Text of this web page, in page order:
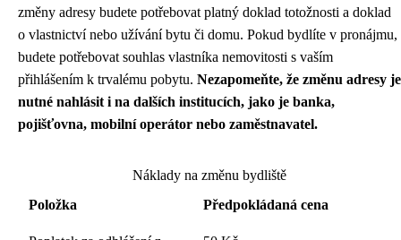
změny adresy budete potřebovat platný doklad totožnosti a doklad
o vlastnictví nebo užívání bytu či domu. Pokud bydlíte v pronájmu,
budete potřebovat souhlas vlastníka nemovitosti s vaším
přihlášením k trvalému pobytu. Nezapomeňte, že změnu adresy je
nutné nahlásit i na dalších institucích, jako je banka,
pojišťovna, mobilní operátor nebo zaměstnavatel.
Náklady na změnu bydliště
Položka
Předpokládaná cena